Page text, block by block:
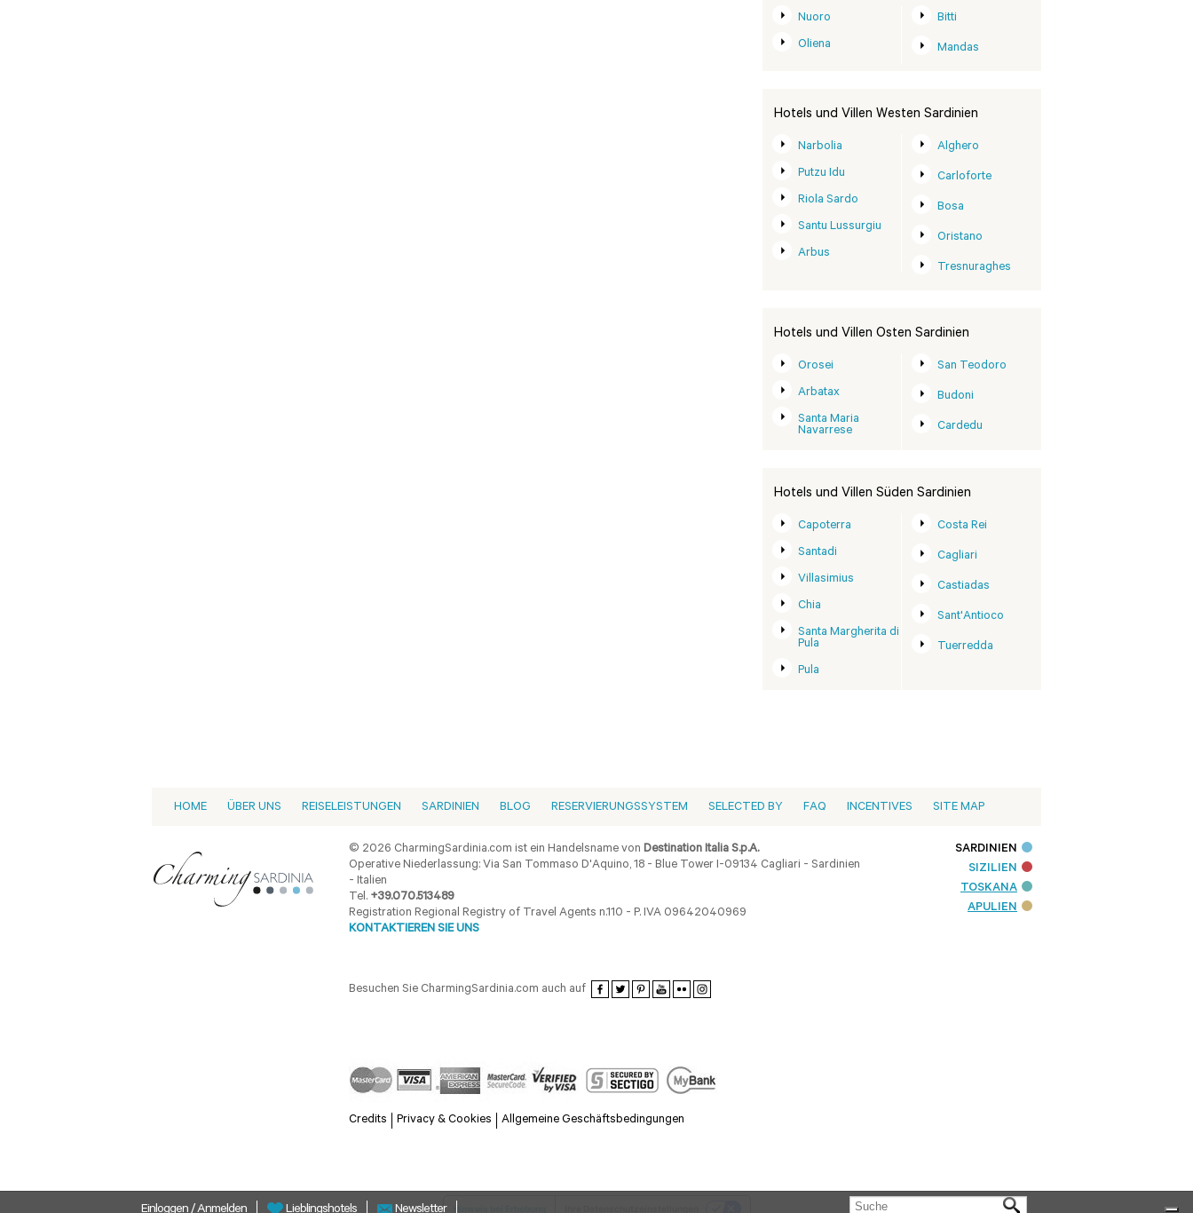
Nuoro
Oliena
Bitti
Mandas
Hotels und Villen Westen Sardinien
Narbolia
Putzu Idu
Riola Sardo
Santu Lussurgiu
Arbus
Alghero
Carloforte
Bosa
Oristano
Tresnuraghes
Hotels und Villen Osten Sardinien
Orosei
Arbatax
Santa Maria
Navarrese
San Teodoro
Budoni
Cardedu
Hotels und Villen Süden Sardinien
Capoterra
Santadi
Villasimius
Chia
Santa Margherita di
Pula
Pula
Costa Rei
Cagliari
Castiadas
Sant'Antioco
Tuerredda
HOME ÜBER UNS REISELEISTUNGEN SARDINIEN BLOG RESERVIERUNGSSYSTEM SELECTED BY FAQ INCENTIVES SITE MAP
© 2026 CharmingSardinia.com ist ein Handelsname vonDestination Italia S.p.A.
Operative Niederlassung: Via San Tommaso D'Aquino, 18 - Blue Tower I-09134 Cagliari - Sardinien
- Italien
Tel. +39.070.513489
Registration Regional Registry of Travel Agents n.110 - P. IVA 09642040969
KONTAKTIEREN SIE UNS
Besuchen Sie CharmingSardinia.com auch auf
Credits Privacy & Cookies Allgemeine Geschäftsbedingungen
SARDINIEN
SIZILIEN
TOSKANA
APULIEN